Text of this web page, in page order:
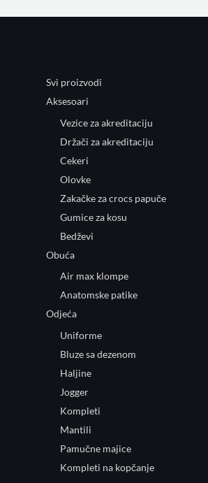
Svi proizvodi
Aksesoari
Vezice za akreditaciju
Držači za akreditaciju
Cekeri
Olovke
Zakačke za crocs papuče
Gumice za kosu
Bedževi
Obuća
Air max klompe
Anatomske patike
Odjeća
Uniforme
Bluze sa dezenom
Haljine
Jogger
Kompleti
Mantili
Pamučne majice
Kompleti na kopčanje